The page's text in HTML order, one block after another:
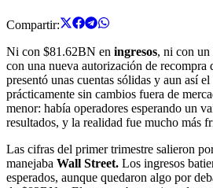
Compartir:
Ni con $81.62BN en ingresos, ni con un
con una nueva autorización de recompra
presentó unas cuentas sólidas y aun así
prácticamente sin cambios fuera de
menor: había operadores esperando un
resultados, y la realidad fue mucho más
Las cifras del primer trimestre salieron
manejaba Wall Street. Los ingresos
esperados, aunque quedaron algo por